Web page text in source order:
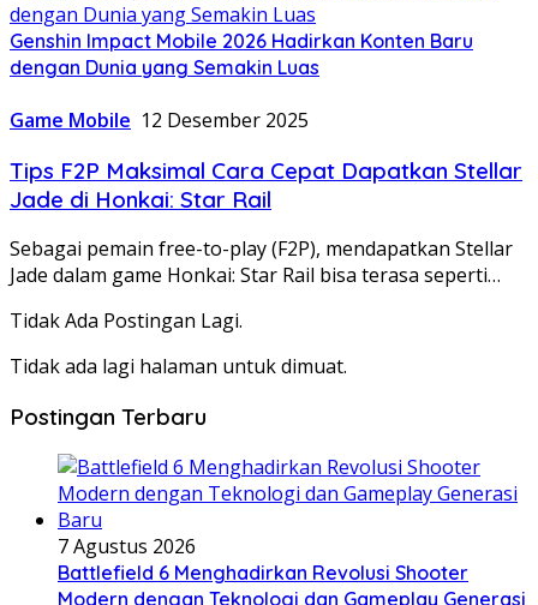
Genshin Impact Mobile 2026 Hadirkan Konten Baru
dengan Dunia yang Semakin Luas
Game Mobile 12 Desember 2025
Tips F2P Maksimal Cara Cepat Dapatkan Stellar
Jade di Honkai: Star Rail
Sebagai pemain free-to-play (F2P), mendapatkan Stellar
Jade dalam game Honkai: Star Rail bisa terasa seperti…
Tidak Ada Postingan Lagi.
Tidak ada lagi halaman untuk dimuat.
Postingan Terbaru
7 Agustus 2026
Battlefield 6 Menghadirkan Revolusi Shooter
Modern dengan Teknologi dan Gameplay Generasi